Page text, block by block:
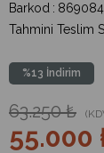
Barkod :
Tahmini Teslim
%13 İndirim
63.250 ₺
55.000